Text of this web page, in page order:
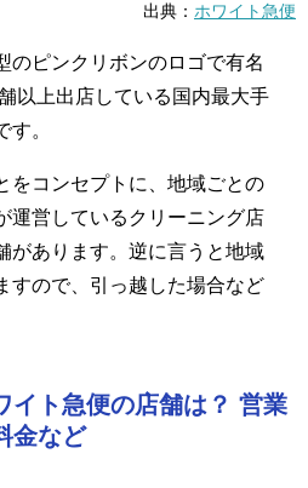
出典： ホワイト急便
のピンクリボンのロゴで有名
以上出店している国内最大手
。
をコンセプトに、地域ごとの
運営しているクリーニング店
があります。逆に言うと地域
すので、引っ越した場合など
イト急便の店舗は？ 営業
金など